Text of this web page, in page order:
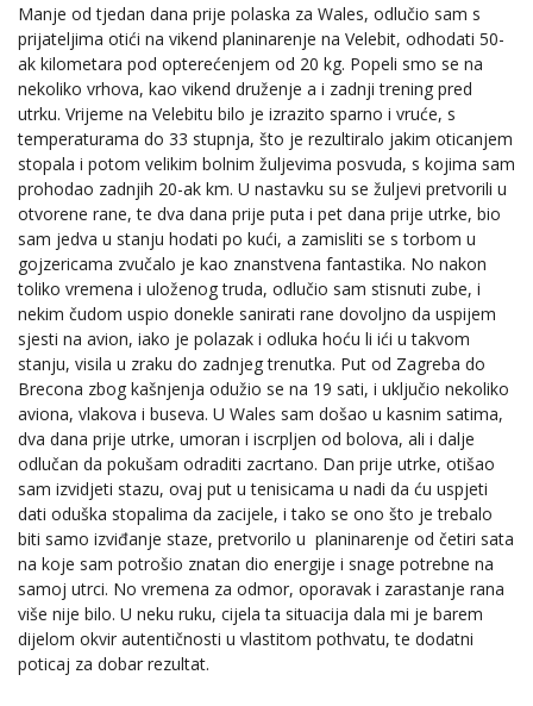
Manje od tjedan dana prije polaska za Wales, odlučio sam s
prijateljima otići na vikend planinarenje na Velebit, odhodati 50-
ak kilometara pod opterećenjem od 20 kg. Popeli smo se na
nekoliko vrhova, kao vikend druženje a i zadnji trening pred
utrku. Vrijeme na Velebitu bilo je izrazito sparno i vruće, s
temperaturama do 33 stupnja, što je rezultiralo jakim oticanjem
stopala i potom velikim bolnim žuljevima posvuda, s kojima sam
prohodao zadnjih 20-ak km. U nastavku su se žuljevi pretvorili u
otvorene rane, te dva dana prije puta i pet dana prije utrke, bio
sam jedva u stanju hodati po kući, a zamisliti se s torbom u
gojzericama zvučalo je kao znanstvena fantastika. No nakon
toliko vremena i uloženog truda, odlučio sam stisnuti zube, i
nekim čudom uspio donekle sanirati rane dovoljno da uspijem
sjesti na avion, iako je polazak i odluka hoću li ići u takvom
stanju, visila u zraku do zadnjeg trenutka. Put od Zagreba do
Brecona zbog kašnjenja odužio se na 19 sati, i uključio nekoliko
aviona, vlakova i buseva. U Wales sam došao u kasnim satima,
dva dana prije utrke, umoran i iscrpljen od bolova, ali i dalje
odlučan da pokušam odraditi zacrtano. Dan prije utrke, otišao
sam izvidjeti stazu, ovaj put u tenisicama u nadi da ću uspjeti
dati oduška stopalima da zacijele, i tako se ono što je trebalo
biti samo izviđanje staze, pretvorilo u planinarenje od četiri sata
na koje sam potrošio znatan dio energije i snage potrebne na
samoj utrci. No vremena za odmor, oporavak i zarastanje rana
više nije bilo. U neku ruku, cijela ta situacija dala mi je barem
dijelom okvir autentičnosti u vlastitom pothvatu, te dodatni
poticaj za dobar rezultat.